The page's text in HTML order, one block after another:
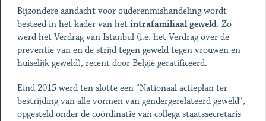
Bijzondere aandacht voor ouderenmishandeling wordt
besteed in het kader van het intrafamiliaal geweld. Zo
werd het Verdrag van Istanbul (i.e. het Verdrag over de
preventie van en de strijd tegen geweld tegen vrouwen en
huiselijk geweld), recent door België geratificeerd.
Eind 2015 werd ten slotte een “Nationaal actieplan ter
bestrijding van alle vormen van gendergerelateerd geweld”,
opgesteld onder de coördinatie van collega staatssecretaris